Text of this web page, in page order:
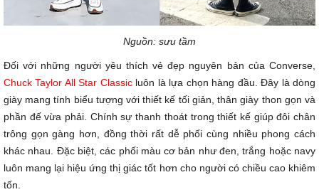
Nguồn: sưu tầm
Đối với những người yêu thích vẻ đẹp nguyên bản của Converse,
Chuck Taylor All Star Classicluôn là lựa chọn hàng đầu. Đây là dòng
giày mang tính biểu tượng với thiết kế tối giản, thân giày thon gọn và
phần đế vừa phải. Chính sự thanh thoát trong thiết kế giúp đôi chân
trông gọn gàng hơn, đồng thời rất dễ phối cùng nhiều phong cách
khác nhau. Đặc biệt, các phối màu cơ bản như đen, trắng hoặc navy
luôn mang lại hiệu ứng thị giác tốt hơn cho người có chiều cao khiêm
tốn.